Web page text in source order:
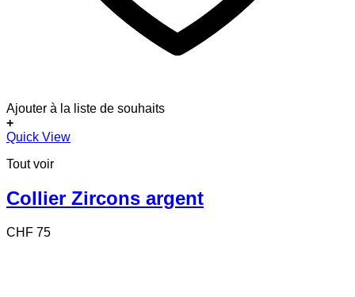
Ajouter à la liste de souhaits
+
Quick View
Tout voir
Collier Zircons argent
CHF 75